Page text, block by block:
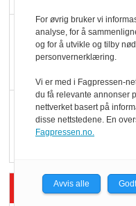
i
Siste artikler -
For øvrig bruker vi
analyse, for å
og for å utvikle og tilby
personvernerklæring.
Vi er med i Fagpressen-
du få relevante annonser
nettverket basert på
disse nettstedene. En
Fagpressen.no.
Avvis alle